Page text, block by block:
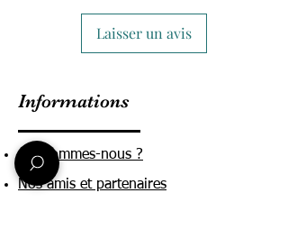
Laisser un avis
Informations
Qui sommes-nous ?
Nos amis et partenaires